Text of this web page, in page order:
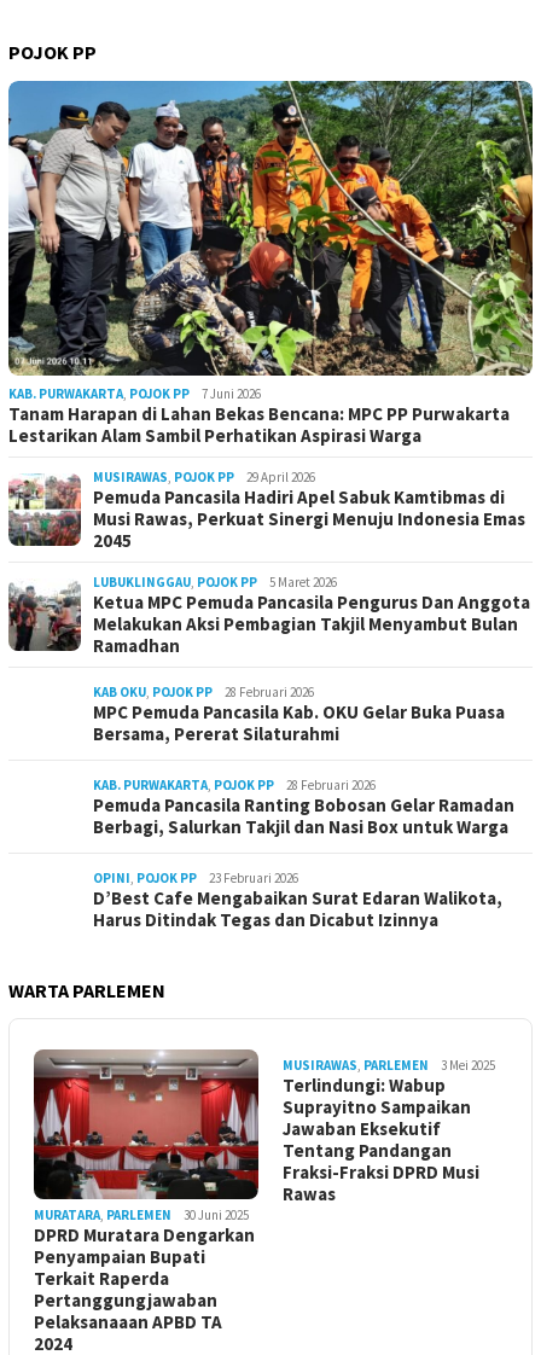
POJOK PP
KAB. PURWAKARTA, POJOK PP 7 Juni 2026
Tanam Harapan di Lahan Bekas Bencana: MPC PP Purwakarta
Lestarikan Alam Sambil Perhatikan Aspirasi Warga
MUSIRAWAS, POJOK PP 29 April 2026
Pemuda Pancasila Hadiri Apel Sabuk Kamtibmas di
Musi Rawas, Perkuat Sinergi Menuju Indonesia Emas
2045
LUBUKLINGGAU, POJOK PP 5 Maret 2026
Ketua MPC Pemuda Pancasila Pengurus Dan Anggota
Melakukan Aksi Pembagian Takjil Menyambut Bulan
Ramadhan
KAB OKU, POJOK PP 28 Februari 2026
MPC Pemuda Pancasila Kab. OKU Gelar Buka Puasa
Bersama, Pererat Silaturahmi
KAB. PURWAKARTA, POJOK PP 28 Februari 2026
Pemuda Pancasila Ranting Bobosan Gelar Ramadan
Berbagi, Salurkan Takjil dan Nasi Box untuk Warga
OPINI, POJOK PP 23 Februari 2026
D’Best Cafe Mengabaikan Surat Edaran Walikota,
Harus Ditindak Tegas dan Dicabut Izinnya
WARTA PARLEMEN
MURATARA, PARLEMEN 30 Juni 2025
DPRD Muratara Dengarkan
Penyampaian Bupati
Terkait Raperda
Pertanggungjawaban
Pelaksanaaan APBD TA
2024
MUSIRAWAS, PARLEMEN 3 Mei 2025
Terlindungi: Wabup
Suprayitno Sampaikan
Jawaban Eksekutif
Tentang Pandangan
Fraksi-Fraksi DPRD Musi
Rawas